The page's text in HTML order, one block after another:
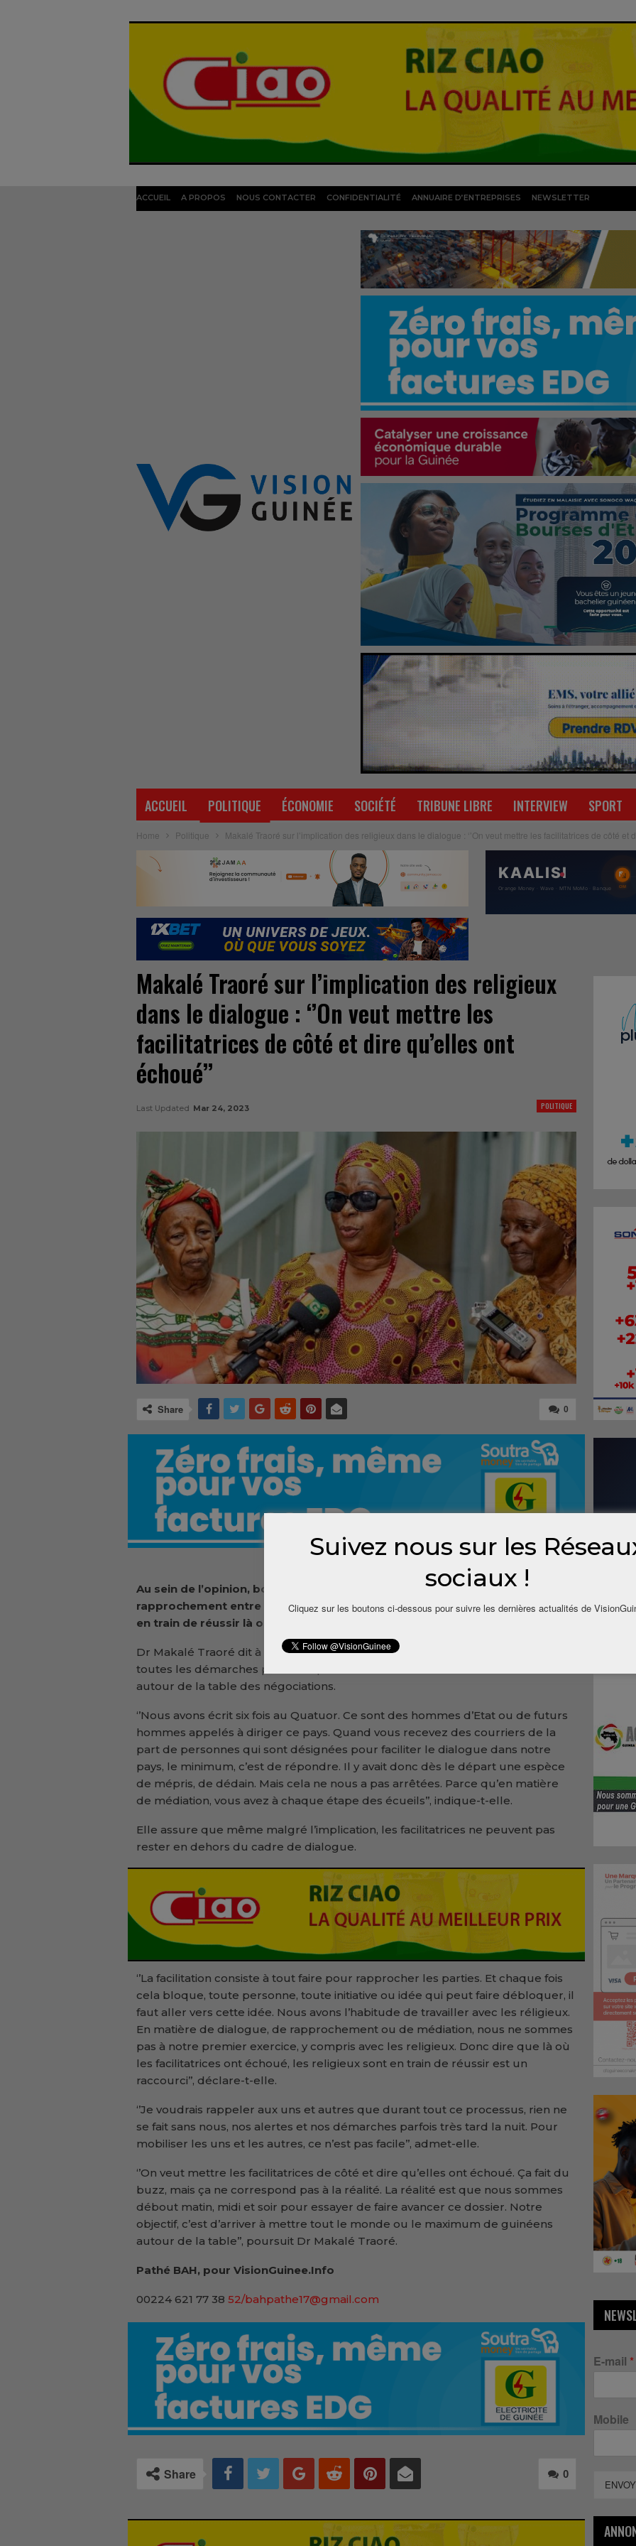
ACCUEIL A PROPOS NOUS CONTACTER CONFIDENTIALITÉ ANNUAIRE D’ENTREPRISES NEWSLETTER
ACCUEIL POLITIQUE ÉCONOMIE SOCIÉTÉ TRIBUNE LIBRE INTERVIEW SPORT
Home Politique Makalé Traoré sur l’implication des religieux dans le dialogue : ‘’On veut mettre les facilitatrices de côté et
Makalé Traoré sur l’implication des religieux
dans le dialogue : ‘’On veut mettre les
facilitatrices de côté et dire qu’elles ont
échoué’’
POLITIQUE
Last Updated Mar 24, 2023
0
Share
Au sein de l’opinion, bon nombre d’observateurs estiment que suite au
rapprochement entre les Forces vives et le gouvernement, les religieux sont
en train de réussir là où les facilitatrices ont échoué.
Dr Makalé Traoré dit à qui veut l’entendre que les facilitatrices ont mené
toutes les démarches possibles pour amener les Forces vives de Guinée
autour de la table des négociations.
‘’Nous avons écrit six fois au Quatuor. Ce sont des hommes d’Etat ou de futurs
hommes appelés à diriger ce pays. Quand vous recevez des courriers de la
part de personnes qui sont désignées pour faciliter le dialogue dans notre
pays, le minimum, c’est de répondre. Il y avait donc dès le départ une espèce
de mépris, de dédain. Mais cela ne nous a pas arrêtées. Parce qu’en matière
de médiation, vous avez à chaque étape des écueils’’, indique-t-elle.
Elle assure que même malgré l’implication, les facilitatrices ne peuvent pas
rester en dehors du cadre de dialogue.
‘’La facilitation consiste à tout faire pour rapprocher les parties. Et chaque fois
cela bloque, toute personne, toute initiative ou idée qui peut faire débloquer, il
faut aller vers cette idée. Nous avons l’habitude de travailler avec les réligieux.
En matière de dialogue, de rapprochement ou de médiation, nous ne sommes
pas à notre premier exercice, y compris avec les religieux. Donc dire que là où
les facilitatrices ont échoué, les religieux sont en train de réussir est un
raccourci’’, déclare-t-elle.
‘’Je voudrais rappeler aux uns et autres que durant tout ce processus, rien ne
se fait sans nous, nos alertes et nos démarches parfois très tard la nuit. Pour
mobiliser les uns et les autres, ce n’est pas facile’’, admet-elle.
‘’On veut mettre les facilitatrices de côté et dire qu’elles ont échoué. Ça fait du
buzz, mais ça ne correspond pas à la réalité. La réalité est que nous sommes
débout matin, midi et soir pour essayer de faire avancer ce dossier. Notre
objectif, c’est d’arriver à mettre tout le monde ou le maximum de guinéens
autour de la table’’, poursuit Dr Makalé Traoré.
Pathé BAH, pour VisionGuinee.Info
00224 621 77 38 52/bahpathe17@gmail.com
0
Share
E-mail *
Mobile
Suivez nous sur les
sociaux !
Cliquez sur les boutons ci-dessous pour suivre les dernières actualités de